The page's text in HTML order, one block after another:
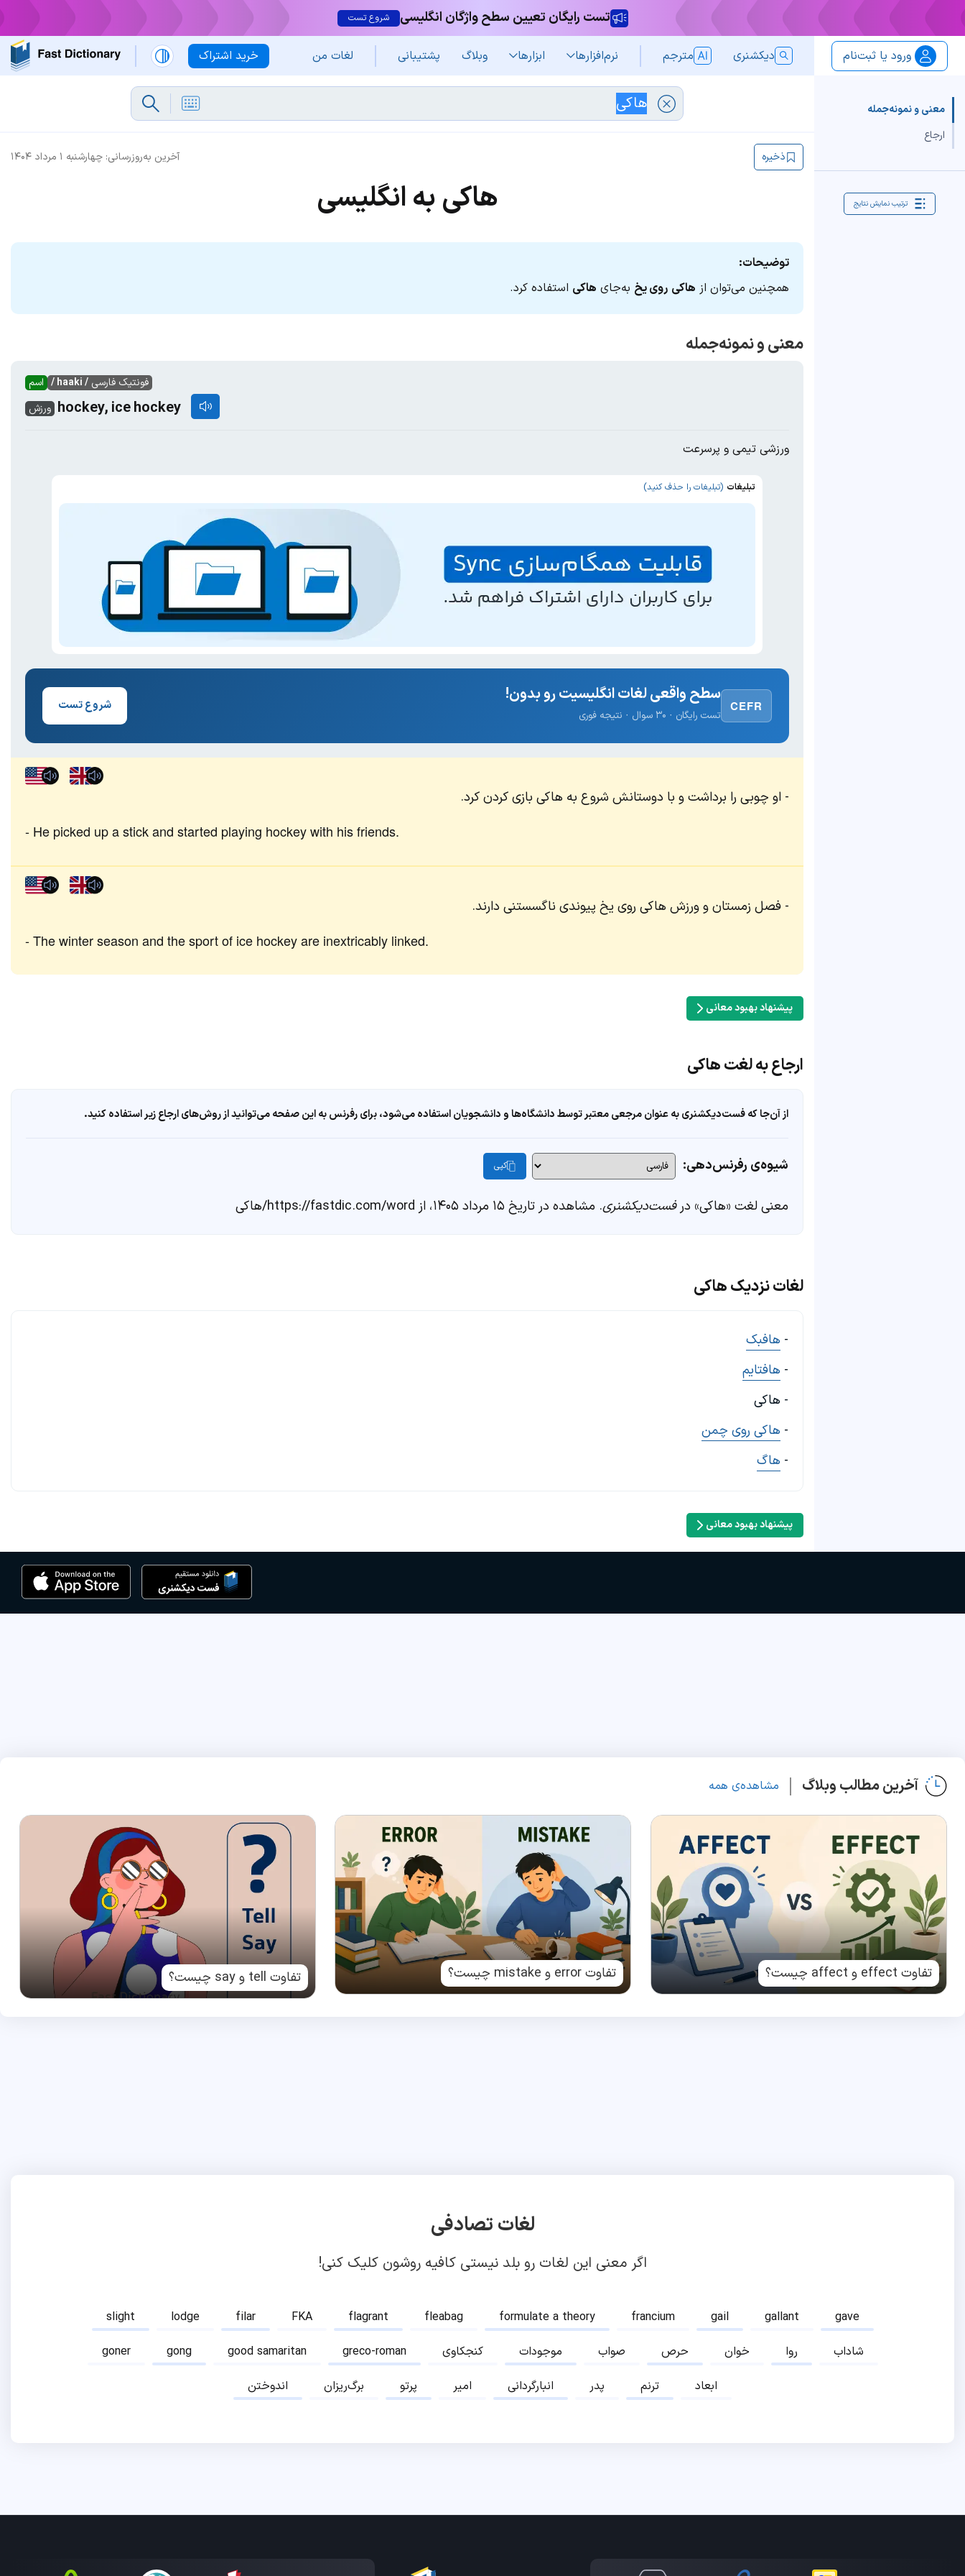
تست رایگان تعیین سطح واژگان انگلیسی شروع تست
خرید اشتراک ورود یا ثبت‌نام دیکشنری مترجم نرم‌افزار‌ها ابزارها وبلاگ پشتیبانی لغات من
معنی و نمونه‌جمله
ارجاع
ترتیب نمایش نتایج
آخرین به‌روزرسانی: چهارشنبه ۱ مرداد ۱۴۰۴ ذخیره
هاکی به انگلیسی
توضیحات:
همچنین می‌توان از هاکی روی یخ به‌جای هاکی استفاده کرد.
معنی و نمونه‌جمله
اسم فونتیک فارسی / haaki /
ورزش hockey, ice hockey
ورزشی تیمی و پرسرعت
تبلیغات (تبلیغات را حذف کنید)
CEFR
سطح واقعی لغات انگلیسیت رو بدون!
تست رایگان · ۳۰ سوال · نتیجه فوری
شروع تست
او چوبی را برداشت و با دوستانش شروع به هاکی بازی کردن کرد.
He picked up a stick and started playing hockey with his friends.
فصل زمستان و ورزش هاکی روی یخ پیوندی ناگسستنی دارند.
The winter season and the sport of ice hockey are inextricably linked.
پیشنهاد بهبود معانی
ارجاع به لغت هاکی
از آن‌جا که فست‌دیکشنری به عنوان مرجعی معتبر توسط دانشگاه‌ها و دانشجویان استفاده می‌شود، برای رفرنس به این صفحه می‌توانید از روش‌های ارجاع زیر استفاده کنید.
شیوه‌ی رفرنس‌دهی: کپی
معنی لغت «هاکی» درفست‌دیکشنری. مشاهده در تاریخ ۱۵ مرداد ۱۴۰۵، از https://fastdic.com/word/هاکی
لغات نزدیک هاکی
- هافبک
- هافتایم
- هاکی
- هاکی روی چمن
- هاگ
پیشنهاد بهبود معانی
آخرین مطالب وبلاگ مشاهده‌ی همه
تفاوت effect و affect چیست؟ تفاوت error و mistake چیست؟ تفاوت tell و say چیست؟
لغات تصادفی
اگر معنی این لغات رو بلد نیستی کافیه روشون کلیک کنی!
slight lodge filar FKA flagrant fleabag formulate a theory francium gail gallant
gave
goner
gong good samaritan greco-roman کنجکاوی موجودات صواب حرص خوان روا
شاداب
اندوختن
برگ‌ریزان پرتو امیر انبارگردانی پدر ترنم ابعاد